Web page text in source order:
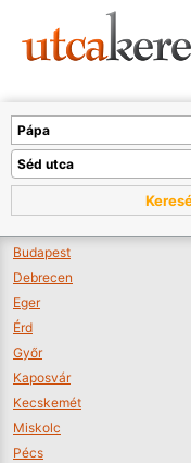
Budapest
Debrecen
Eger
Érd
Győr
Kaposvár
Kecskemét
Miskolc
Pécs
A térképet kicsinyíteni
Boltok látszódjanak >>